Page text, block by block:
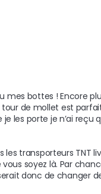
mes bottes ! Encore
de mollet est
les porte je n’ai reçu
les transporteurs TNT
soyez là. Par
donc de changer